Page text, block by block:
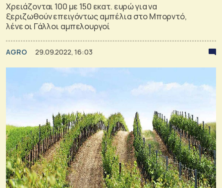
Χρειάζονται 100 με 150 εκατ. ευρώ για να
ξεριζωθούν επειγόντως αμπέλια στο Μπορντό,
λένε οι Γάλλοι αμπελουργοί
AGRO 29.09.2022, 16:03